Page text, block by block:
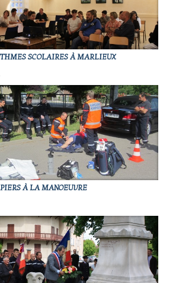
SCOLAIRES À MARLIEUX
À LA MANOEUVRE